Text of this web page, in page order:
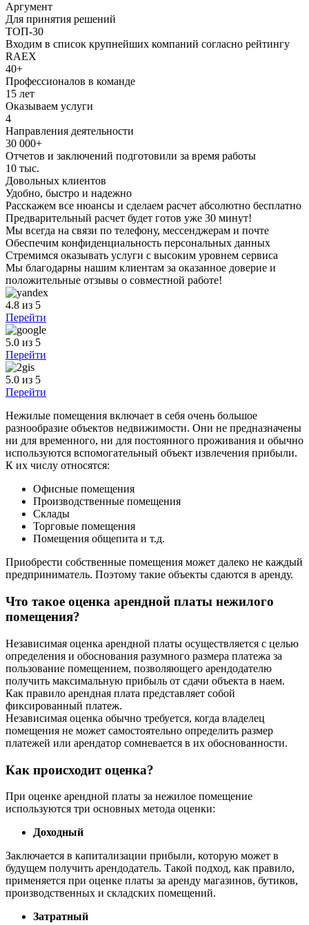
Аргумент
Для принятия решений
ТОП-30
Входим в список крупнейших компаний согласно рейтингу
RAEX
40+
Профессионалов в команде
15 лет
Оказываем услуги
4
Направления деятельности
30 000+
Отчетов и заключений подготовили за время работы
10 тыс.
Довольных клиентов
Удобно, быстро и надежно
Расскажем все нюансы и сделаем расчет абсолютно бесплатно
Предварительный расчет будет готов уже 30 минут!
Мы всегда на связи по телефону, мессенджерам и почте
Обеспечим конфиденциальность персональных данных
Стремимся оказывать услуги с высоким уровнем сервиса
Мы благодарны нашим клиентам за оказанное доверие и
положительные отзывы о совместной работе!
4.8 из 5
Перейти
5.0 из 5
Перейти
5.0 из 5
Перейти
Нежилые помещения включает в себя очень большое
разнообразие объектов недвижимости. Они не предназначены
ни для временного, ни для постоянного проживания и обычно
используются вспомогательный объект извлечения прибыли.
К их числу относятся:
Офисные помещения
Производственные помещения
Склады
Торговые помещения
Помещения общепита и т.д.
Приобрести собственные помещения может далеко не каждый
предприниматель. Поэтому такие объекты сдаются в аренду.
Что такое оценка арендной платы нежилого
помещения?
Независимая оценка арендной платы осуществляется с целью
определения и обоснования разумного размера платежа за
пользование помещением, позволяющего арендодателю
получить максимальную прибыль от сдачи объекта в наем.
Как правило арендная плата представляет собой
фиксированный платеж.
Независимая оценка обычно требуется, когда владелец
помещения не может самостоятельно определить размер
платежей или арендатор сомневается в их обоснованности.
Как происходит оценка?
При оценке арендной платы за нежилое помещение
используются три основных метода оценки:
Доходный
Заключается в капитализации прибыли, которую может в
будущем получить арендодатель. Такой подход, как правило,
применяется при оценке платы за аренду магазинов, бутиков,
производственных и складских помещений.
Затратный